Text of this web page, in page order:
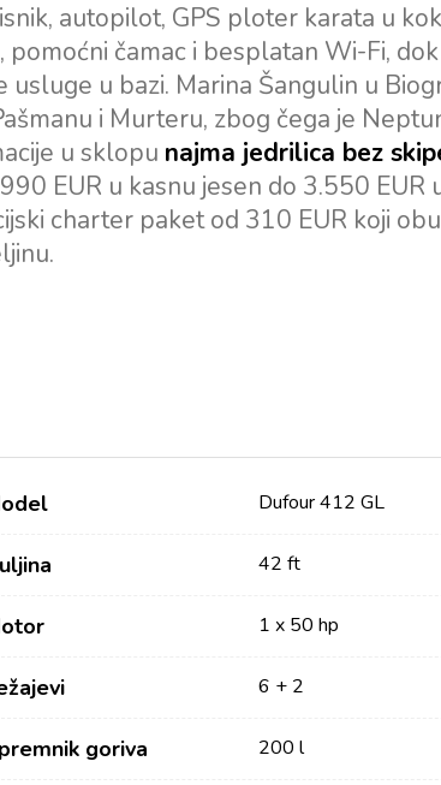
autopilot, GPS ploter karata u
čamac i besplatan Wi-Fi,
u bazi. Marina Šangulin u
i Murteru, zbog čega je
u sklopu najma jedrilica bez
EUR u kasnu jesen do 3.550 EUR
charter paket od 310 EUR koji
Dufour 412 GL
42 ft
1 x 50 hp
6 + 2
goriva 200 l